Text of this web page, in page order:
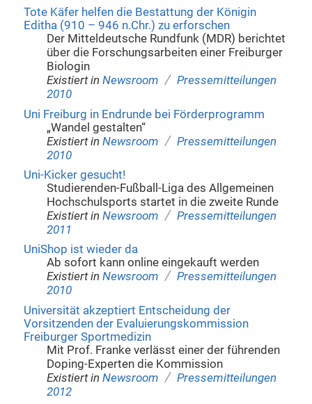
Tote Käfer helfen die Bestattung der Königin
Editha (910 – 946 n.Chr.) zu erforschen
Der Mitteldeutsche Rundfunk (MDR) berichtet
über die Forschungsarbeiten einer Freiburger
Biologin
Existiert in Newsroom / Pressemitteilungen
2010
Uni Freiburg in Endrunde bei Förderprogramm
„Wandel gestalten“
Existiert in Newsroom / Pressemitteilungen
2010
Uni-Kicker gesucht!
Studierenden-Fußball-Liga des Allgemeinen
Hochschulsports startet in die zweite Runde
Existiert in Newsroom / Pressemitteilungen
2011
UniShop ist wieder da
Ab sofort kann online eingekauft werden
Existiert in Newsroom / Pressemitteilungen
2010
Universität akzeptiert Entscheidung der
Vorsitzenden der Evaluierungskommission
Freiburger Sportmedizin
Mit Prof. Franke verlässt einer der führenden
Doping-Experten die Kommission
Existiert in Newsroom / Pressemitteilungen
2012